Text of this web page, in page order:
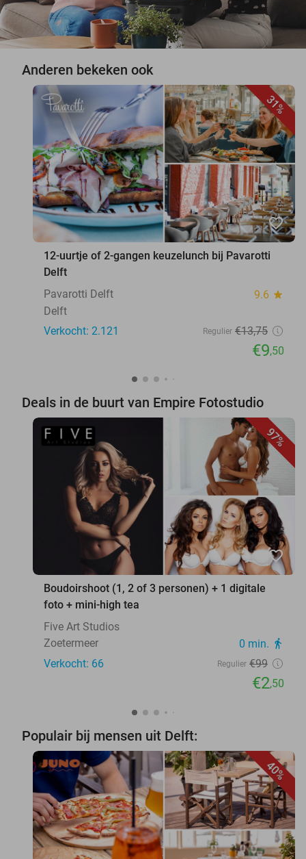
Anderen bekeken ook
31%
favorite_border
12-uurtje of 2-gangen keuzelunch bij Pavarotti
Delft
Pavarotti Delft
9.6 star
Delft
Verkocht: 2.121
Regulier €13,75
€9,50
Deals in de buurt van Empire Fotostudio
97%
favorite_border
Boudoirshoot (1, 2 of 3 personen) + 1 digitale
foto + mini-high tea
Five Art Studios
Zoetermeer
0 min. directions_walk
Verkocht: 66 Regulier €99
€2,50
Populair bij mensen uit Delft:
40%